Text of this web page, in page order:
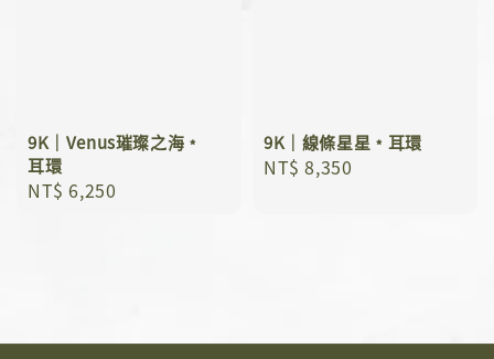
9K｜Venus璀璨之海﹡
耳環
Regular
NT$ 6,250
9K｜線條星星﹡耳環
Regular
NT$ 8,350